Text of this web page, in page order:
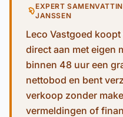
EXPERT
JANSSEN
Leco Vastgoed
direct aan met eigen
binnen 48 uur een
nettobod en bent
verkoop zonder
vermeldingen of